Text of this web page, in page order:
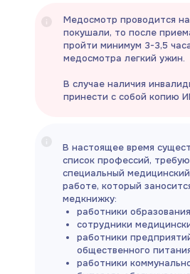
Медосмотр проводится
покушали, то после
пройти минимум 3-3,5
медосмотра легкий ужин.
В случае наличия
принести с собой копию
В настоящее время
список профессий,
специальный
работе, который
медкнижку:
работники
сотрудники
работники
общественного
работники